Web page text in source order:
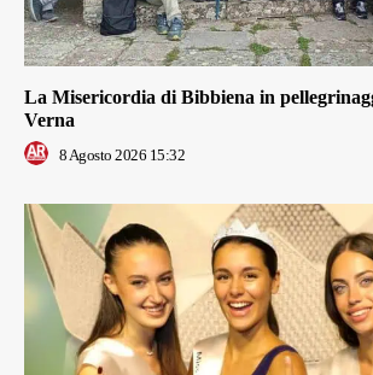
La Misericordia di Bibbiena in
Verna
8 Agosto 2026 15:32